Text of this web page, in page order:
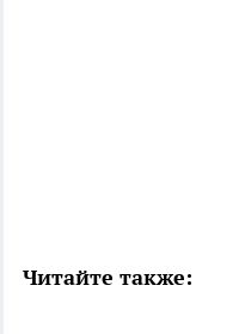
Читайте также: